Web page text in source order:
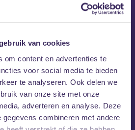
van cookies
om content en advertenties te
voor social media te bieden
te analyseren. Ook delen we
van onze site met onze
adverteren en analyse. Deze
gegevens combineren met andere
aan want vol=vol (max. 7 cursisten)
nemen en op welke datum: